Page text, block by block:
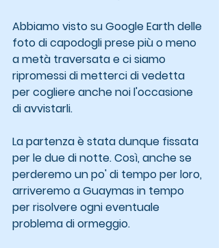
Abbiamo visto su Google Earth delle
foto di capodogli prese più o meno
a metà traversata e ci siamo
ripromessi di metterci di vedetta
per cogliere anche noi l'occasione
di avvistarli.
La partenza è stata dunque fissata
per le due di notte. Così, anche se
perderemo un po' di tempo per loro,
arriveremo a Guaymas in tempo
per risolvere ogni eventuale
problema di ormeggio.